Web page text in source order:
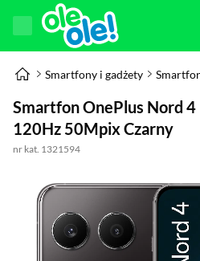
Smartfony i gadżety
Smartfon OnePlus Nord
120Hz 50Mpix Czarny
nr kat. 1321594